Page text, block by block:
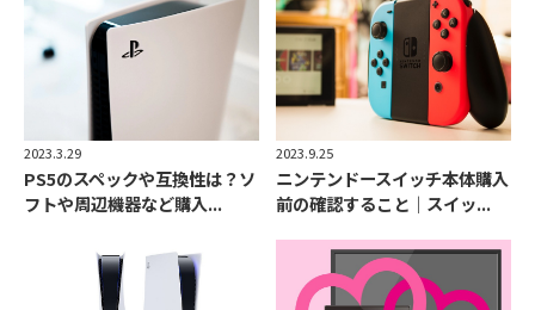
2023.3.29
PS5のスペックや互換性は？ソ
フトや周辺機器など購入...
2023.9.25
ニンテンドースイッチ本体購入
前の確認すること｜スイッ...